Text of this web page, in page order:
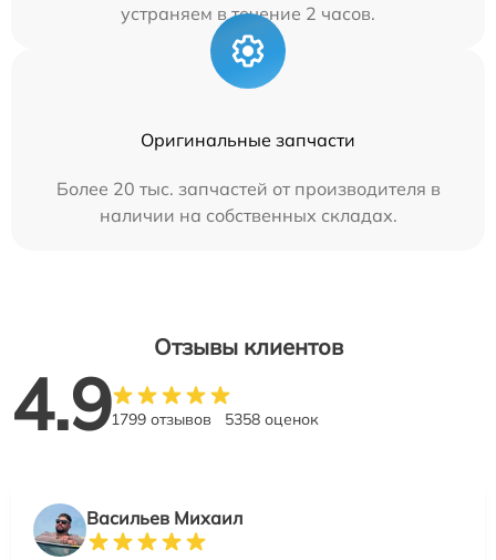
устраняем в течение 2 часов.
Оригинальные запчасти
Более 20 тыс. запчастей от производителя в
наличии на собственных складах.
Отзывы клиентов
4.91799 отзывов 5358 оценок
Васильев Михаил